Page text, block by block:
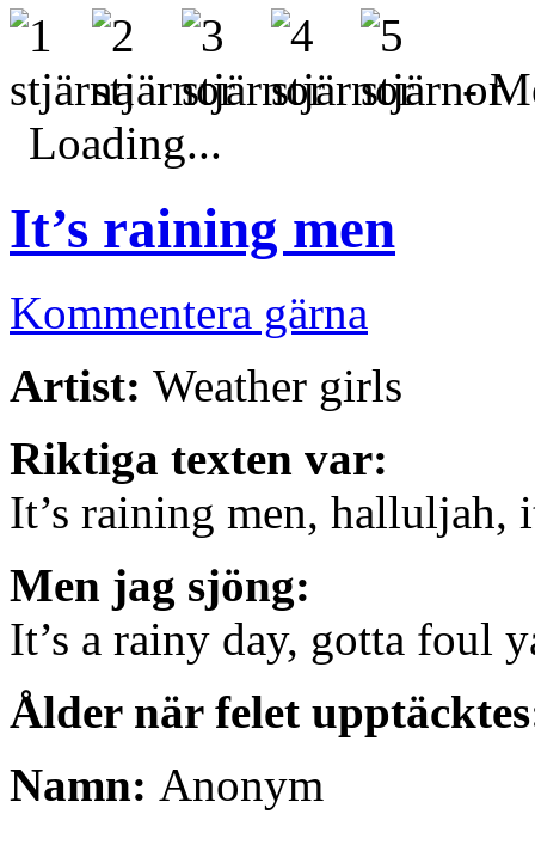
-
Loading...
It’s raining men
Kommentera gärna
Artist: Weather girls
Riktiga texten var:
It’s raining men, halluljah,
Men jag sjöng:
It’s a rainy day, gotta foul
Ålder när felet
Namn: Anonym